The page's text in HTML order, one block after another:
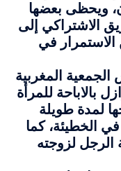
ويحظى بعضها
الاشتراكي إلى
الاستمرار في
المغربية
بالاباحة للمرأة
لمدة طويلة
الخطيئة، كما
لزوجته